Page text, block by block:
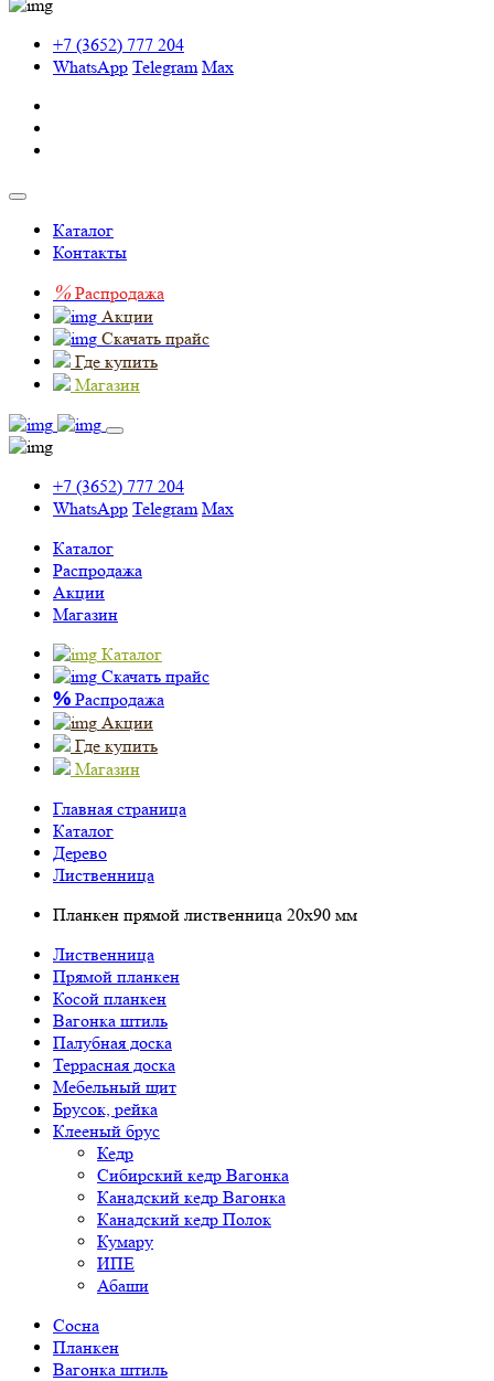
+7 (3652) 777 204
WhatsApp Telegram Max
Каталог
Контакты
% Распродажа
Акции
Скачать прайс
Где купить
Магазин
+7 (3652) 777 204
WhatsApp Telegram Max
Каталог
Распродажа
Акции
Магазин
Каталог
Скачать прайс
% Распродажа
Акции
Где купить
Магазин
Главная страница
Каталог
Дерево
Лиственница
Планкен прямой лиственница 20х90 мм
Лиственница
Прямой планкен
Косой планкен
Вагонка штиль
Палубная доска
Террасная доска
Мебельный щит
Брусок, рейка
Клееный брус
Кедр
Сибирский кедр Вагонка
Канадский кедр Вагонка
Канадский кедр Полок
Кумару
ИПЕ
Абаши
Сосна
Планкен
Вагонка штиль